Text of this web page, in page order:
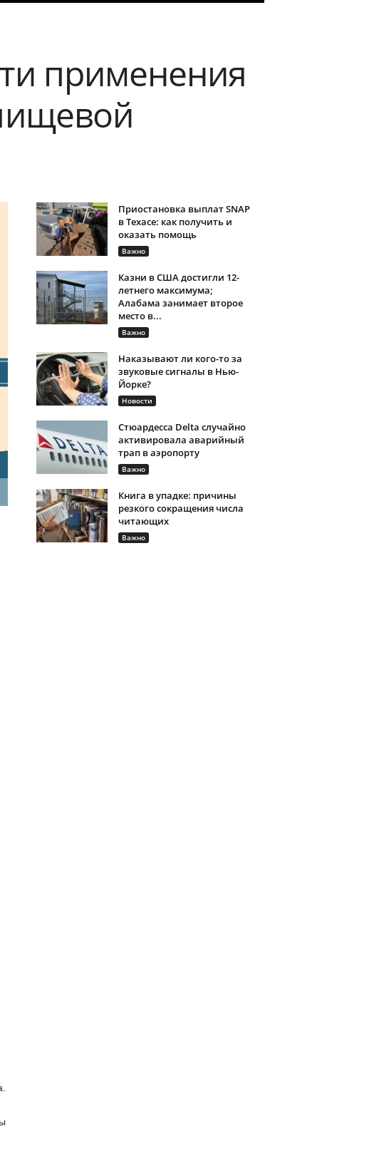
применения
Приостановка выплат SNAP
в Техасе: как получить и
оказать помощь
Важно
Казни в США достигли 12-
летнего максимума;
Алабама занимает второе
место в...
Важно
Наказывают ли кого-то за
звуковые сигналы в Нью-
Йорке?
Новости
Стюардесса Delta случайно
активировала аварийный
трап в аэропорту
Важно
Книга в упадке: причины
резкого сокращения числа
читающих
Важно